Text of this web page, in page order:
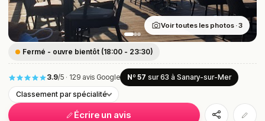
Fermé - ouvre bientôt (18:00 - 23:30)
3.9/5 · 129 avis Google Nº 57 sur 63 à Sanary-sur-Mer
Classement par spécialité
Écrire un avis
Voir toutes les photos · 3